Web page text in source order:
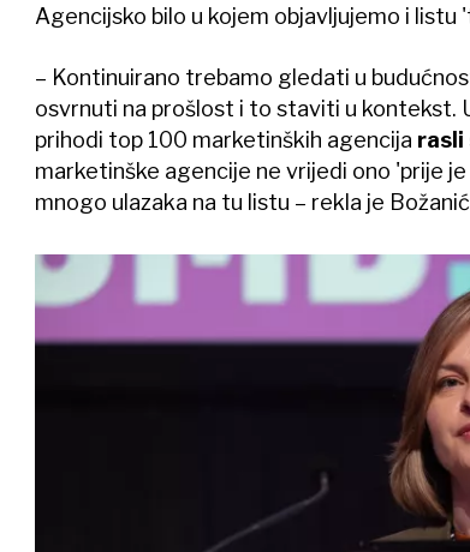
Agencijsko bilo u kojem objavljujemo i
– Kontinuirano trebamo gledati u
osvrnuti na prošlost i to staviti u kontekst.
prihodi top 100 marketinških agencija rasli
marketinške agencije ne vrijedi ono 'prije
mnogo ulazaka na tu listu – rekla je